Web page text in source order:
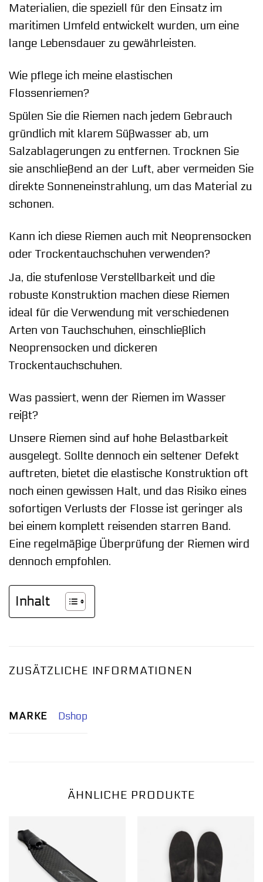
Materialien, die speziell für den Einsatz im
maritimen Umfeld entwickelt wurden, um eine
lange Lebensdauer zu gewährleisten.
Wie pflege ich meine elastischen
Flossenriemen?
Spülen Sie die Riemen nach jedem Gebrauch
gründlich mit klarem Süßwasser ab, um
Salzablagerungen zu entfernen. Trocknen Sie
sie anschließend an der Luft, aber vermeiden Sie
direkte Sonneneinstrahlung, um das Material zu
schonen.
Kann ich diese Riemen auch mit Neoprensocken
oder Trockentauchschuhen verwenden?
Ja, die stufenlose Verstellbarkeit und die
robuste Konstruktion machen diese Riemen
ideal für die Verwendung mit verschiedenen
Arten von Tauchschuhen, einschließlich
Neoprensocken und dickeren
Trockentauchschuhen.
Was passiert, wenn der Riemen im Wasser
reißt?
Unsere Riemen sind auf hohe Belastbarkeit
ausgelegt. Sollte dennoch ein seltener Defekt
auftreten, bietet die elastische Konstruktion oft
noch einen gewissen Halt, und das Risiko eines
sofortigen Verlusts der Flosse ist geringer als
bei einem komplett reisenden starren Band.
Eine regelmäßige Überprüfung der Riemen wird
dennoch empfohlen.
Inhalt
ZUSÄTZLICHE INFORMATIONEN
MARKE Dshop
ÄHNLICHE PRODUKTE